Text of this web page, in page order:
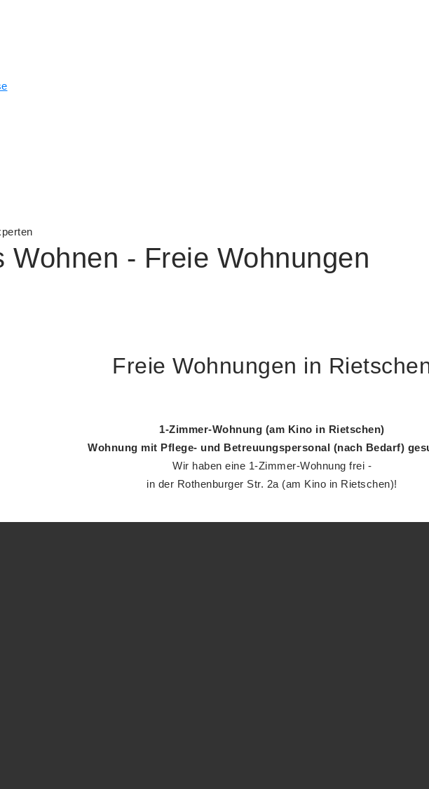
Wohnen - Freie Wohnungen
Freie Wohnungen in
1-Zimmer-Wohnung (am Kino in Rietschen)
Wohnung mit Pflege- und Betreuungspersonal (nach Bedarf)
Wir haben eine 1-Zimmer-Wohnung frei -
in der Rothenburger Str. 2a (am Kino in Rietschen)!